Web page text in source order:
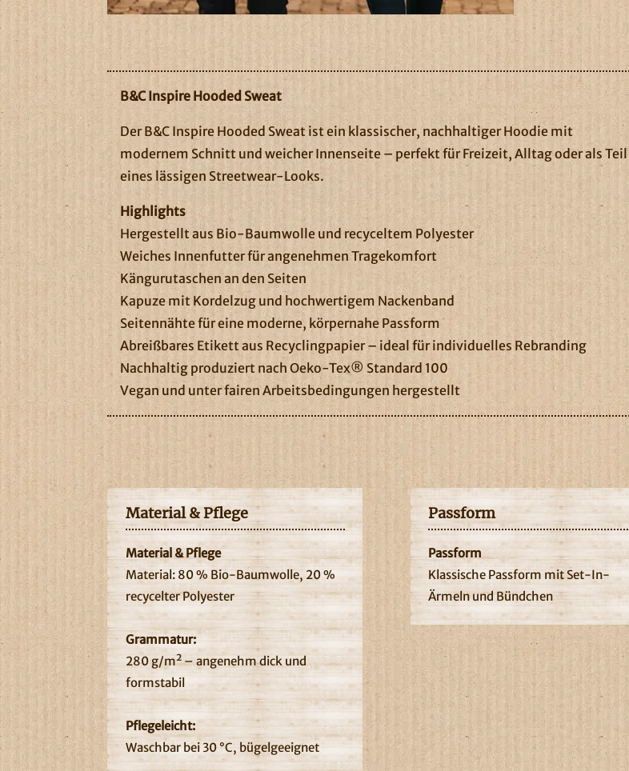
B&C Inspire Hooded Sweat
Der B&C Inspire Hooded Sweat ist ein klassischer, nachhaltiger Hoodie mit
modernem Schnitt und weicher Innenseite – perfekt für Freizeit, Alltag oder als Teil
eines lässigen Streetwear-Looks.
Highlights
Hergestellt aus Bio-Baumwolle und recyceltem Polyester
Weiches Innenfutter für angenehmen Tragekomfort
Kängurutaschen an den Seiten
Kapuze mit Kordelzug und hochwertigem Nackenband
Seitennähte für eine moderne, körpernahe Passform
Abreißbares Etikett aus Recyclingpapier – ideal für individuelles Rebranding
Nachhaltig produziert nach Oeko-Tex® Standard 100
Vegan und unter fairen Arbeitsbedingungen hergestellt
Material & Pflege
Material & Pflege
Material: 80 % Bio-Baumwolle, 20 %
recycelter Polyester
Grammatur:
280 g/m² – angenehm dick und
formstabil
Pflegeleicht:
Waschbar bei 30 °C, bügelgeeignet
Passform
Passform
Klassische Passform mit Set-In-
Ärmeln und Bündchen